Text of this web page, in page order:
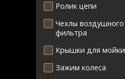
Ролик цепи
Чехлы воздушного
фильтра
Крышки для мойки
Зажим колеса